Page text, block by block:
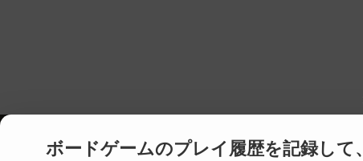
ボードゲームのプレイ履歴を記録して、